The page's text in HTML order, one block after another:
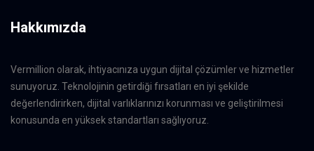
Hakkımızda
Vermillion olarak, ihtiyacınıza uygun dijital çözümler ve hizmetler
sunuyoruz. Teknolojinin getirdiği fırsatları en iyi şekilde
değerlendirirken, dijital varlıklarınızı korunması ve geliştirilmesi
konusunda en yüksek standartları sağlıyoruz.